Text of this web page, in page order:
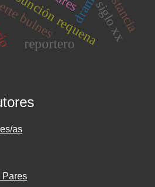
bulnes siglo xx
reportero
estancia
as
Pares